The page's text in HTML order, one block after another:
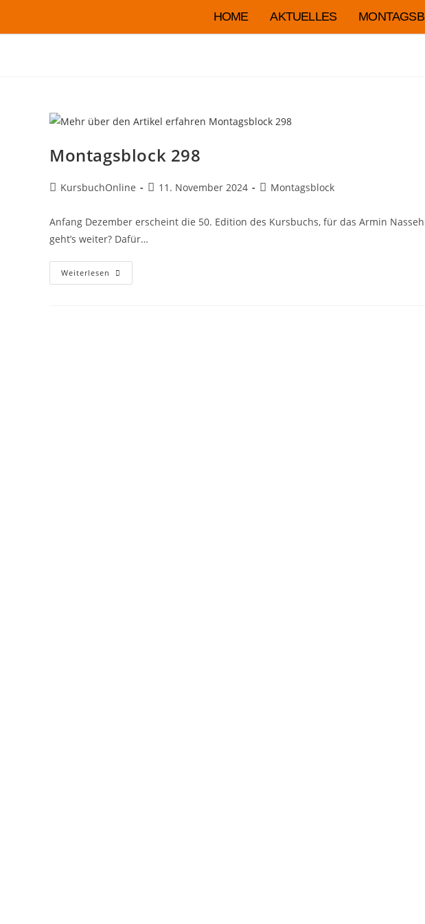
HOME AKTUELLES
Montagsblock 298
KursbuchOnline 11. November 2024 Montagsblock
Anfang Dezember erscheint die 50. Edition des Kursbuchs, für das Armin
geht’s weiter? Dafür…
Weiterlesen